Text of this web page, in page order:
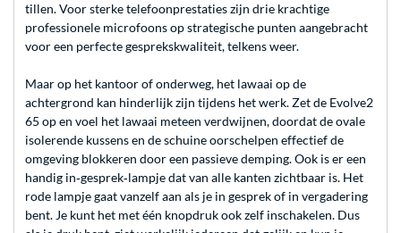
tillen. Voor sterke telefoonprestaties zijn drie krachtige
professionele microfoons op strategische punten aangebracht
voor een perfecte gesprekskwaliteit, telkens weer.
Maar op het kantoor of onderweg, het lawaai op de
achtergrond kan hinderlijk zijn tijdens het werk. Zet de Evolve2
65 op en voel het lawaai meteen verdwijnen, doordat de ovale
isolerende kussens en de schuine oorschelpen effectief de
omgeving blokkeren door een passieve demping. Ook is er een
handig in‐gesprek‐lampje dat van alle kanten zichtbaar is. Het
rode lampje gaat vanzelf aan als je in gesprek of in vergadering
bent. Je kunt het met één knopdruk ook zelf inschakelen. Dus